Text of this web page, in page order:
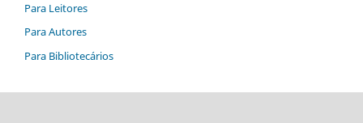
Para Leitores
Para Autores
Para Bibliotecários